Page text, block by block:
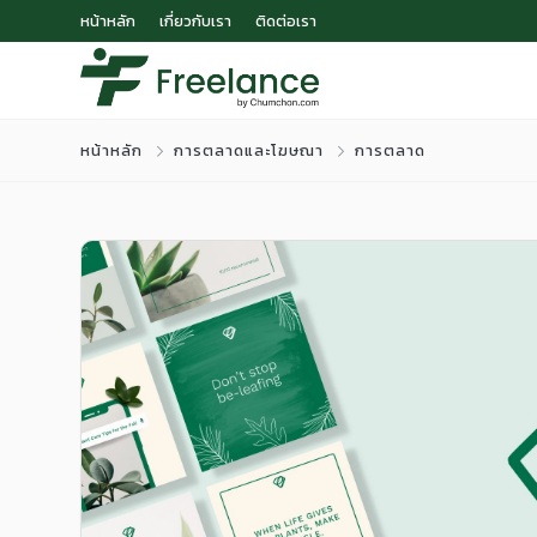
หน้าหลัก เกี่ยวกับเรา ติดต่อเรา
หน้าหลัก การตลาดและโฆษณา การตลาด